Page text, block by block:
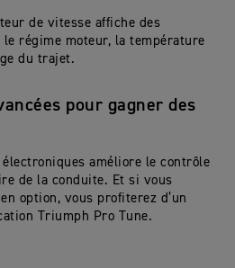
de vitesse affiche des
régime moteur, la température
du trajet.
pour gagner des
électroniques améliore le contrôle
de la conduite. Et si vous
option, vous profiterez d’un
Triumph Pro Tune.